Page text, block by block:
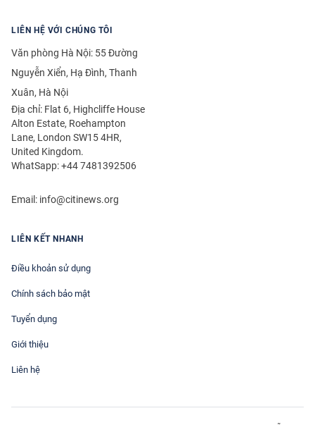
LIÊN HỆ VỚI CHÚNG TÔI
Văn phòng Hà Nội: 55 Đường
Nguyễn Xiển, Hạ Đình, Thanh
Xuân, Hà Nội
Địa chỉ: Flat 6, Highcliffe House
Alton Estate, Roehampton
Lane, London SW15 4HR,
United Kingdom.
WhatSapp: +44 7481392506
Email: info@citinews.org
LIÊN KẾT NHANH
Điều khoản sử dụng
Chính sách bảo mật
Tuyển dụng
Giới thiệu
Liên hệ